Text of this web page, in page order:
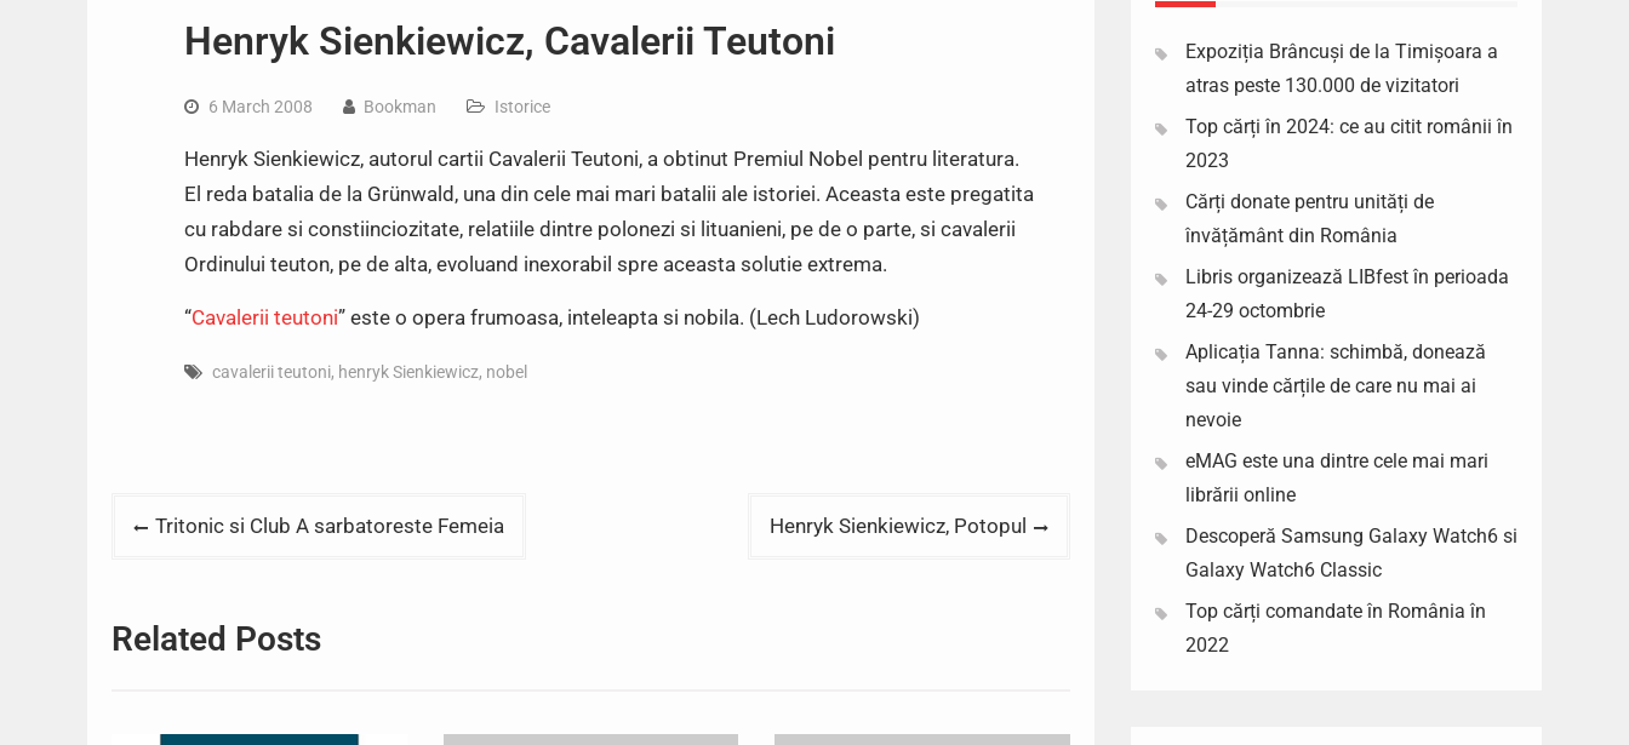
Henryk Sienkiewicz, Cavalerii Teutoni
6 March 2008 Bookman Istorice
Henryk Sienkiewicz, autorul cartii Cavalerii Teutoni, a obtinut Premiul Nobel pentru literatura.
El reda batalia de la Grünwald, una din cele mai mari batalii ale istoriei. Aceasta este pregatita
cu rabdare si constiinciozitate, relatiile dintre polonezi si lituanieni, pe de o parte, si cavalerii
Ordinului teuton, pe de alta, evoluand inexorabil spre aceasta solutie extrema.
“Cavalerii teutoni” este o opera frumoasa, inteleapta si nobila. (Lech Ludorowski)
cavalerii teutoni, henryk Sienkiewicz, nobel
PostTritonic si Club A sarbatoreste Femeia Henryk Sienkiewicz, Potopul
Related Posts
Expoziția Brâncuși de la Timișoara a
atras peste 130.000 de vizitatori
Top cărți în 2024: ce au citit românii în
2023
Cărți donate pentru unități de
învățământ din România
Libris organizează LIBfest în perioada
24-29 octombrie
Aplicația Tanna: schimbă, donează
sau vinde cărțile de care nu mai ai
nevoie
eMAG este una dintre cele mai mari
librării online
Descoperă Samsung Galaxy Watch6 si
Galaxy Watch6 Classic
Top cărți comandate în România în
2022